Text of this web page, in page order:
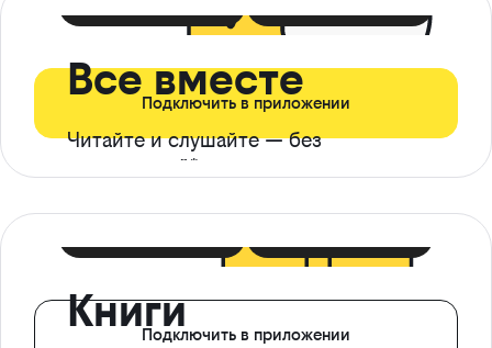
Все вместе
Читайте и слушайте — без
ограничений*
Подключить в приложении
КнигиПодключить в приложении